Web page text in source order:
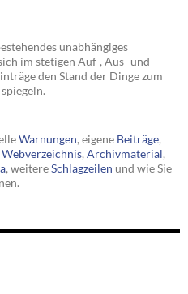
unabhängiges
im stetigen Auf-, Aus- und
den Stand der Dinge zum
Warnungen, eigene Beiträge,
Webverzeichnis, Archivmaterial,
, weitereSchlagzeilen und wie Sie